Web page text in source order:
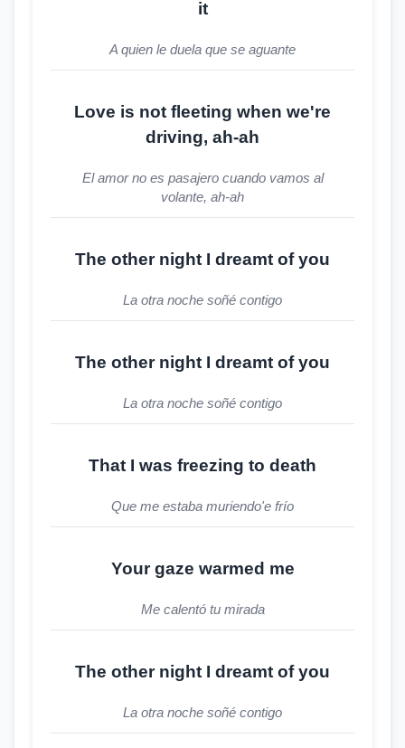
it
A quien le duela que se aguante
Love is not fleeting when we're
driving, ah-ah
El amor no es pasajero cuando vamos al
volante, ah-ah
The other night I dreamt of you
La otra noche soñé contigo
The other night I dreamt of you
La otra noche soñé contigo
That I was freezing to death
Que me estaba muriendo'e frío
Your gaze warmed me
Me calentó tu mirada
The other night I dreamt of you
La otra noche soñé contigo